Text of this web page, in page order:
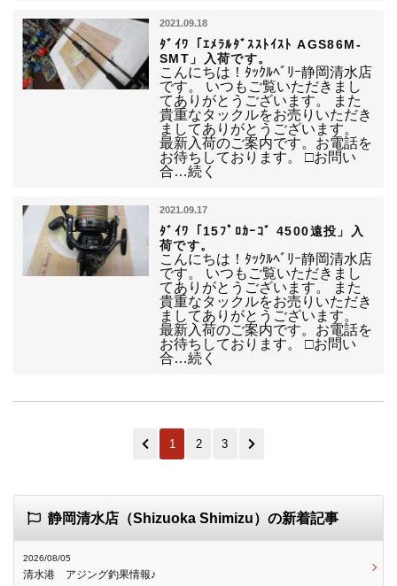
2021.09.18
ﾀﾞｲﾜ「ｴﾒﾗﾙﾀﾞｽｽﾄｲｽﾄ AGS86M-
SMT」入荷です。
こんにちは！ﾀｯｸﾙﾍﾞﾘｰ静岡清水店
です。 いつもご覧いただきまし
てありがとうございます。 また
貴重なタックルをお売りいただき
ましてありがとうございます。
最新入荷のご案内です。お電話を
お待ちしております。 □お問い
合…続く
2021.09.17
ﾀﾞｲﾜ「15ﾌﾟﾛｶｰｺﾞ 4500遠投」入
荷です。
こんにちは！ﾀｯｸﾙﾍﾞﾘｰ静岡清水店
です。 いつもご覧いただきまし
てありがとうございます。 また
貴重なタックルをお売りいただき
ましてありがとうございます。
最新入荷のご案内です。お電話を
お待ちしております。 □お問い
合…続く
1 2 3
静岡清水店（Shizuoka Shimizu）の新着記事
2026/08/05
清水港 アジング釣果情報♪